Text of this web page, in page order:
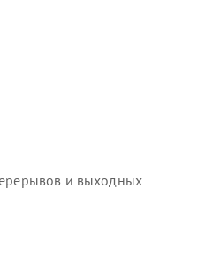
и выходных